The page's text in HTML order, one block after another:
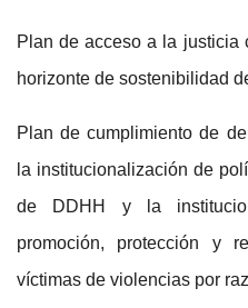
Plan de acceso a la justicia
horizonte de sostenibilidad
Plan de cumplimiento de
la institucionalización de
de DDHH y la
promoción, protección y
víctimas de violencias por